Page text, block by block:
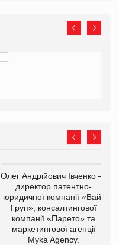
Олег Андрійович Івченко —
директор патентно-
юридичної компанії «Вайз
Груп», консалтингової
компанії «Парето» та
маркетингової агенції
Myka Agency.